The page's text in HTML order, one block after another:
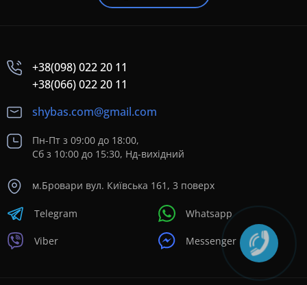
+38(098) 022 20 11
+38(066) 022 20 11
shybas.com@gmail.com
Пн-Пт з 09:00 до 18:00,
Сб з 10:00 до 15:30, Нд-вихідний
м.Бровари вул. Київська 161, 3 поверх
Telegram
Viber
Whatsapp
Messenger